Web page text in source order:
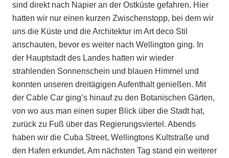
sind direkt nach Napier an der Ostküste gefahren. Hier
hatten wir nur einen kurzen Zwischenstopp, bei dem wir
uns die Küste und die Architektur im Art deco Stil
anschauten, bevor es weiter nach Wellington ging. In
der Hauptstadt des Landes hatten wir wieder
strahlenden Sonnenschein und blauen Himmel und
konnten unseren dreitägigen Aufenthalt genießen. Mit
der Cable Car ging’s hinauf zu den Botanischen Gärten,
von wo aus man einen super Blick über die Stadt hat,
zurück zu Fuß über das Regierungsviertel. Abends
haben wir die Cuba Street, Wellingtons Kultstraße und
den Hafen erkundet. Am nächsten Tag stand ein weiterer